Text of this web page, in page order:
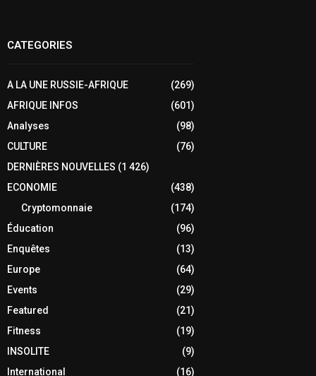
CATEGORIES
A LA UNE RUSSIE-AFRIQUE
(269)
AFRIQUE INFOS
(601)
Analyses
(98)
CULTURE
(76)
DERNIÈRES NOUVELLES (1 426)
ECONOMIE
(438)
Cryptomonnaie
(174)
Éducation
(96)
Enquêtes
(13)
Europe
(64)
Events
(29)
Featured
(21)
Fitness
(19)
INSOLITE
(9)
International
(16)